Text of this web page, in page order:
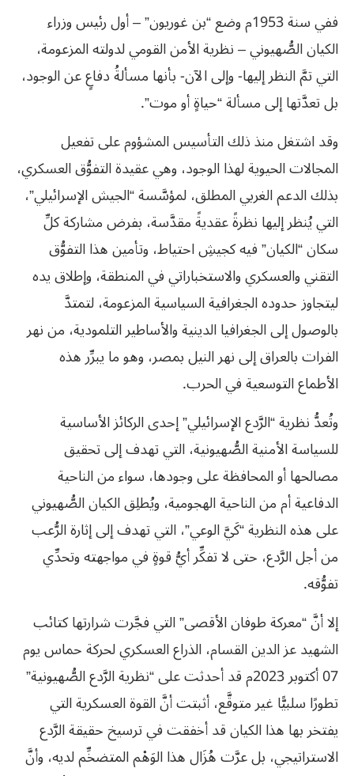
ففي سنة 1953م وضع “بن غوريون” – أول رئيس وزراء
الكيان الصُّهيوني – نظرية الأمن القومي لدولته المزعومة،
التي تمَّ النظر إليها- وإلى الآن- بأنها مسألةُ دفاعٍ عن الوجود،
بل تعدَّتها إلى مسألة “حياةٍ أو موت”.
وقد اشتغل منذ ذلك التأسيس المشؤوم على تفعيل
المجالات الحيوية لهذا الوجود، وهي عقيدة التفوُّق العسكري،
بذلك الدعم الغربي المطلق، لمؤسَّسة “الجيش الإسرائيلي”،
التي يُنظر إليها نظرةً عقديةً مقدَّسة، بفرض مشاركة كلِّ
سكان “الكيان” فيه كجيشِ احتياط، وتأمين هذا التفوُّق
التقني والعسكري والاستخباراتي في المنطقة، وإطلاق يده
ليتجاوز حدوده الجغرافية السياسية المزعومة، لتمتدَّ
بالوصول إلى الجغرافيا الدينية والأساطير التلمودية، من نهر
الفرات بالعراق إلى نهر النيل بمصر، وهو ما يبرِّر هذه
الأطماع التوسعية في الحرب.
وتُعدُّ نظرية “الرَّدع الإسرائيلي” إحدى الركائز الأساسية
للسياسة الأمنية الصُّهيونية، التي تهدف إلى تحقيق
مصالحها أو المحافظة على وجودها، سواء من الناحية
الدفاعية أم من الناحية الهجومية، ويُطلِق الكيان الصُّهيوني
على هذه النظرية “كَيَّ الوعي”، التي تهدف إلى إثارة الرُّعب
من أجل الرَّدع، حتى لا تفكِّر أيُّ قوةٍ في مواجهته وتحدِّي
تفوُّقه.
إلا أنَّ “معركة طوفان الأقصى” التي فجَّرت شرارتها كتائب
الشهيد عز الدين القسام، الذراع العسكري لحركة حماس يوم
07 أكتوبر 2023م قد أحدثت على “نظرية الرَّدع الصُّهيونية”
تطورًا سلبيًّا غير متوقَّع، أثبتت أنَّ القوة العسكرية التي
يفتخر بها هذا الكيان قد أخفقت في ترسيخ حقيقة الرَّدع
الاستراتيجي، بل عرَّت هُزَال هذا الوَهْم المتضخِّم لديه، وأنَّ